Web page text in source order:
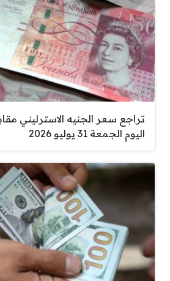
تراجع سعر الجنيه الاسترليني
اليوم الجمعة 31 يوليو 2026